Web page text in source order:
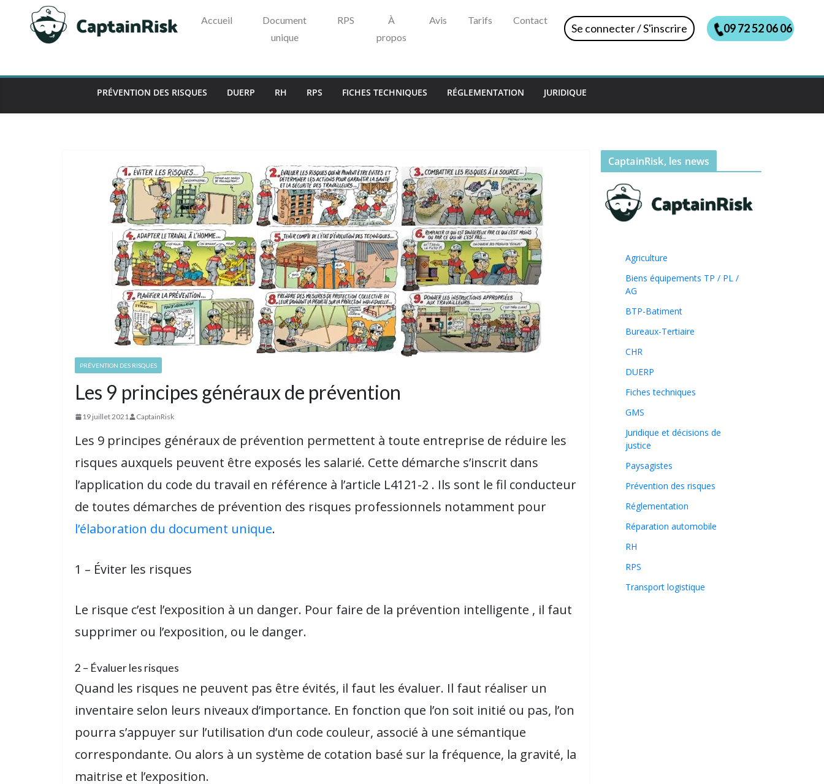
Accueil
Document
unique
RPS
À
propos
Avis Tarifs Contact
Se connecter / S'inscrire 09 72 52 06 06
PRÉVENTION DES RISQUES DUERP RH RPS FICHES TECHNIQUES RÉGLEMENTATION JURIDIQUE
PRÉVENTION DES RISQUES
Les 9 principes généraux de prévention
19 juillet 2021 CaptainRisk
Les 9 principes généraux de prévention permettent à toute entreprise de réduire les
risques auxquels peuvent être exposés les salarié. Cette démarche s’inscrit dans
l’application du code du travail en référence à l’article L4121-2 . Ils sont le fil conducteur
de toutes démarches de prévention des risques professionnels notamment pour
l’élaboration du document unique.
1 – Éviter les risques
Le risque c’est l’exposition à un danger. Pour faire de la prévention intelligente , il faut
supprimer ou l’exposition, ou le danger.
2 – Évaluer les risques
Quand les risques ne peuvent pas être évités, il faut les évaluer. Il faut réaliser un
inventaire selon leurs niveaux d’importance. En fonction que l’on soit initié ou pas, l’on
pourra s’appuyer sur l’utilisation d’un code couleur, associé à une sémantique
correspondante. Ou alors à un système de cotation basé sur la fréquence, la gravité, la
maitrise et l’exposition.
CaptainRisk, les news
Agriculture
Biens équipements TP / PL /
AG
BTP-Batiment
Bureaux-Tertiaire
CHR
DUERP
Fiches techniques
GMS
Juridique et décisions de
justice
Paysagistes
Prévention des risques
Réglementation
Réparation automobile
RH
RPS
Transport logistique